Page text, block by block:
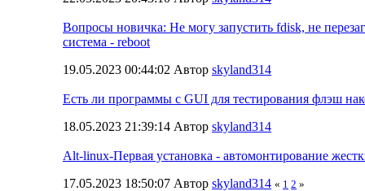
Вопросы новичка: Не могу запустить fdisk, не
система - reboot
19.05.2023 00:44:02 Автор skyland314
Есть ли программы с GUI для тестирования флэш
18.05.2023 21:39:14 Автор skyland314
Alt-linux-Первая установка - автомонтирование
17.05.2023 18:50:07 Автор skyland314 « 1 2 »